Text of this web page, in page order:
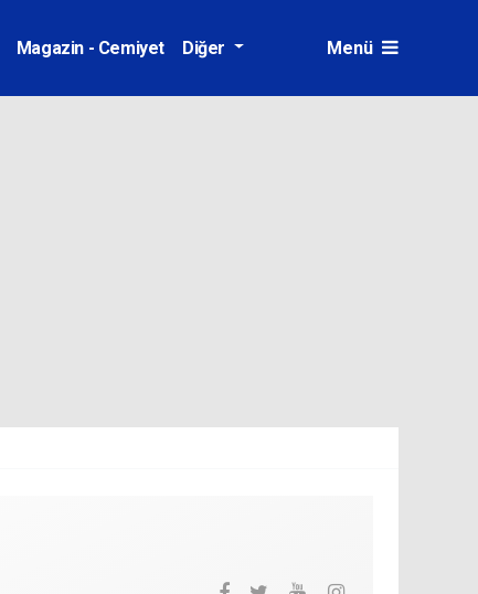
Magazin - Cemiyet Diğer Menü